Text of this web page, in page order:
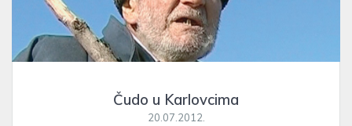
Čudo u Karlovcima
20.07.2012.